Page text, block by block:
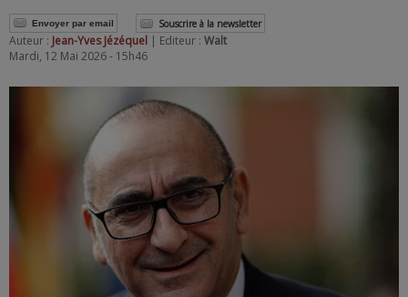
Envoyer par email Souscrire à la newsletter
Auteur : Jean-Yves Jézéquel | Editeur : Walt
Mardi, 12 Mai 2026 - 15h46